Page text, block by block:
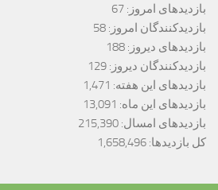
بازدیدهای امروز: 67
بازدیدکنندگان امروز: 58
بازدیدهای دیروز: 188
بازدیدکنندگان دیروز: 129
بازدیدهای این هفته: 1,471
بازدیدهای این ماه: 13,091
بازدیدهای امسال: 215,390
کل بازدیدها: 1,658,496